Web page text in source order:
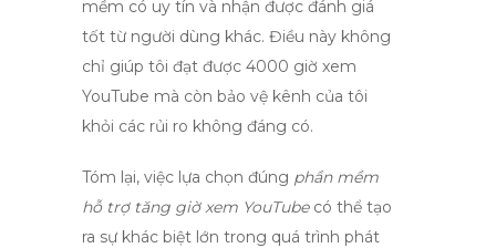
mềm có uy tín và nhận được đánh giá
tốt từ người dùng khác. Điều này không
chỉ giúp tôi đạt được 4000 giờ xem
YouTube mà còn bảo vệ kênh của tôi
khỏi các rủi ro không đáng có.
Tóm lại, việc lựa chọn đúng phần mềm
hỗ trợ tăng giờ xem YouTubecó thể tạo
ra sự khác biệt lớn trong quá trình phát